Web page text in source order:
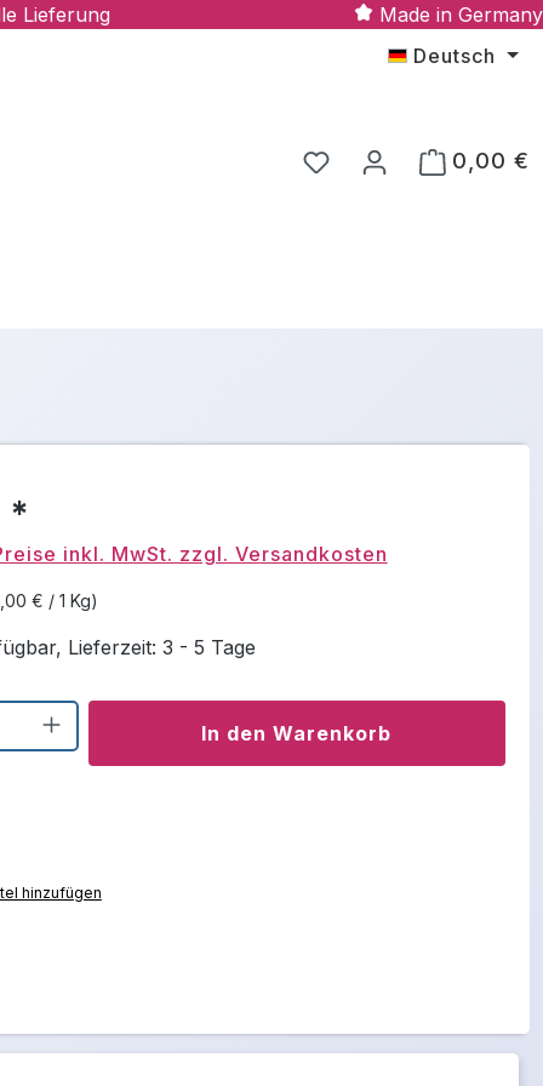
Lieferung
Made in Germany
Deutsch
0,00 €
*
inkl. MwSt. zzgl. Versandkosten
€ / 1 Kg)
Lieferzeit: 3 - 5 Tage
Gib den gewünschten Wert
In den Warenkorb
hinzufügen